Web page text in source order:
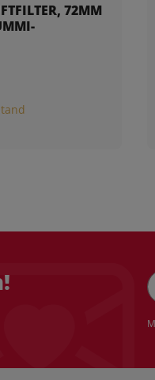
72MM